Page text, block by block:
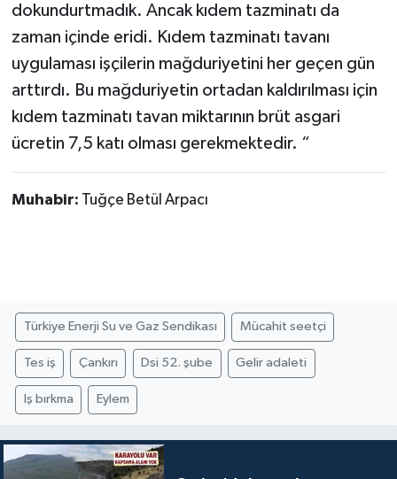
dokundurtmadık. Ancak kıdem tazminatı da
zaman içinde eridi. Kıdem tazminatı tavanı
uygulaması işçilerin mağduriyetini her geçen gün
arttırdı. Bu mağduriyetin ortadan kaldırılması için
kıdem tazminatı tavan miktarının brüt asgari
ücretin 7,5 katı olması gerekmektedir. “
Muhabir: Tuğçe Betül Arpacı
Türkiye Enerji Su ve Gaz Sendikası Mücahit seetçi
Tes iş Çankırı Dsi 52. şube Gelir adaleti
Iş bırkma Eylem